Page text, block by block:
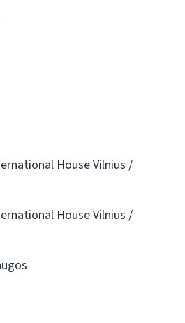
House Vilnius /
House Vilnius /